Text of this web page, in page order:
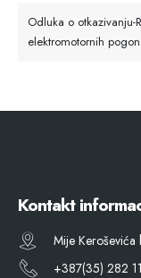
Odluka o otkazivanju-
elektromotornih
Kontakt
Mije
+387(35) 282